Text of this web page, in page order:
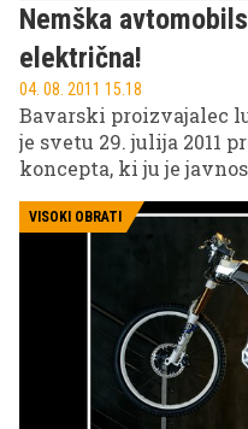
Nemška
električna!
04. 08. 2011 15.18
Bavarski proizvajalec
je svetu 29. julija 2011
koncepta, ki ju je
in hibridnem
VISOKI OBRATI